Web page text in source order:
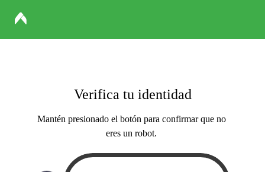
Verifica tu identidad
Mantén presionado el botón para confirmar que no
eres un robot.